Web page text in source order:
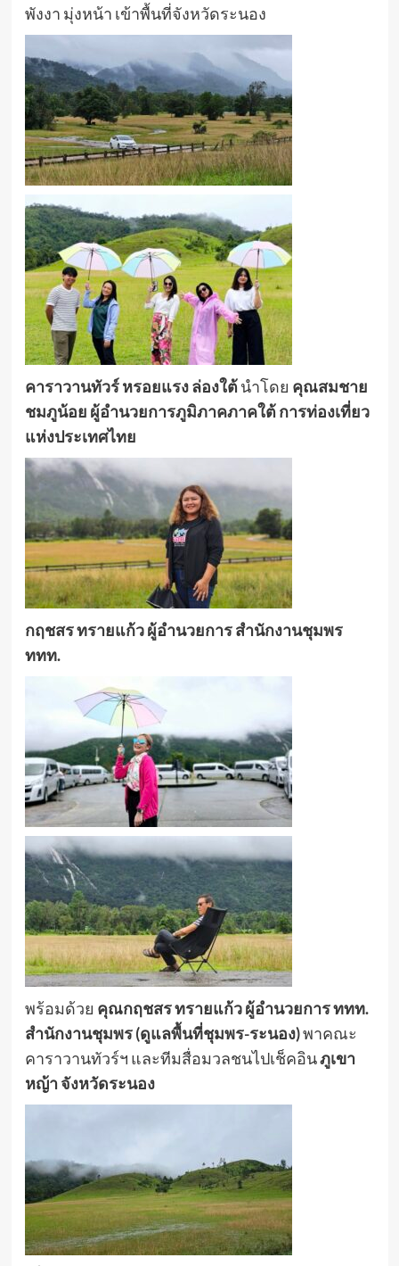
พังงา มุ่งหน้า เข้าพื้นที่จังหวัดระนอง
คาราวานทัวร์ หรอยแรง ล่องใต้นำโดย คุณสมชาย
ชมภูน้อย ผู้อำนวยการภูมิภาคภาคใต้ การท่องเที่ยว
แห่งประเทศไทย
กฤชสร ทรายแก้ว ผู้อำนวยการ สำนักงานชุมพร
ททท.
พร้อมด้วย คุณกฤชสร ทรายแก้ว ผู้อำนวยการ ททท.
สำนักงานชุมพร (ดูแลพื้นที่ชุมพร-ระนอง)พาคณะ
คาราวานทัวร์ฯ และทีมสื่อมวลชนไปเช็คอินภูเขา
หญ้า จังหวัดระนอง